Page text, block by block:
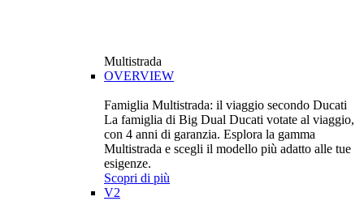
Multistrada
OVERVIEW
Famiglia Multistrada: il viaggio secondo Ducati
La famiglia di Big Dual Ducati votate al viaggio,
con 4 anni di garanzia. Esplora la gamma
Multistrada e scegli il modello più adatto alle tue
esigenze.
Scopri di più
V2